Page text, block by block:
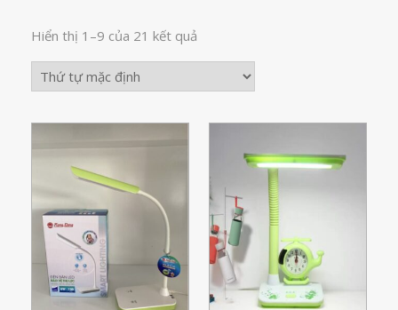
Hiển thị 1–9 của 21 kết quả